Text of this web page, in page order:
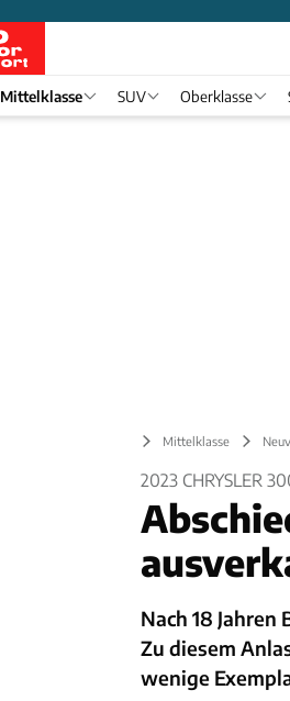
Mittelklasse SUV Oberklasse
Mittelklasse
2023 CHRYSLER
Nach 18
Zu diesem
wenige